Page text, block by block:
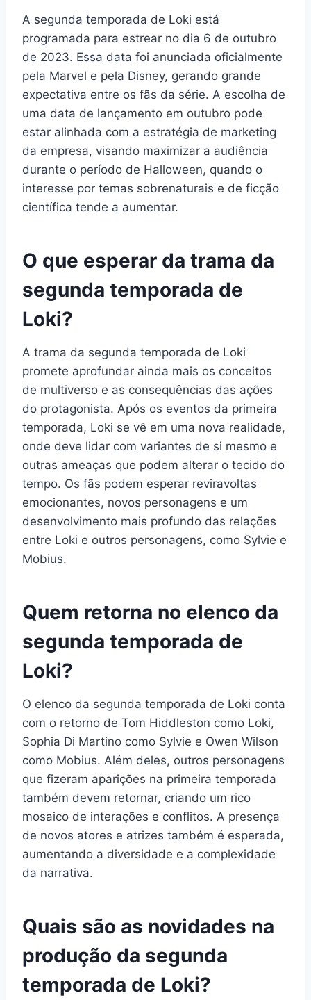
A segunda temporada de Loki está
programada para estrear no dia 6 de outubro
de 2023. Essa data foi anunciada oficialmente
pela Marvel e pela Disney, gerando grande
expectativa entre os fãs da série. A escolha de
uma data de lançamento em outubro pode
estar alinhada com a estratégia de marketing
da empresa, visando maximizar a audiência
durante o período de Halloween, quando o
interesse por temas sobrenaturais e de ficção
científica tende a aumentar.
O que esperar da trama da
segunda temporada de
Loki?
A trama da segunda temporada de Loki
promete aprofundar ainda mais os conceitos
de multiverso e as consequências das ações
do protagonista. Após os eventos da primeira
temporada, Loki se vê em uma nova realidade,
onde deve lidar com variantes de si mesmo e
outras ameaças que podem alterar o tecido do
tempo. Os fãs podem esperar reviravoltas
emocionantes, novos personagens e um
desenvolvimento mais profundo das relações
entre Loki e outros personagens, como Sylvie e
Mobius.
Quem retorna no elenco da
segunda temporada de
Loki?
O elenco da segunda temporada de Loki conta
com o retorno de Tom Hiddleston como Loki,
Sophia Di Martino como Sylvie e Owen Wilson
como Mobius. Além deles, outros personagens
que fizeram aparições na primeira temporada
também devem retornar, criando um rico
mosaico de interações e conflitos. A presença
de novos atores e atrizes também é esperada,
aumentando a diversidade e a complexidade
da narrativa.
Quais são as novidades na
produção da segunda
temporada de Loki?